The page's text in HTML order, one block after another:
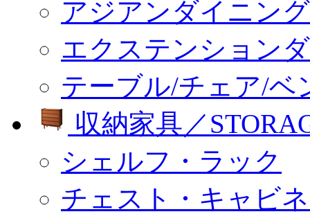
アジアンダイニング
エクステンション
テーブル/チェア/ベ
収納家具／
シェルフ・ラック
チェスト・キャビ